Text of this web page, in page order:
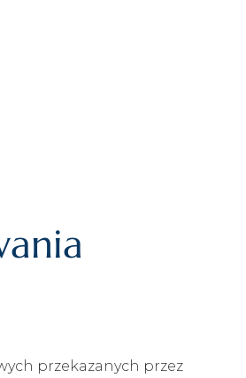
przekazanych przez